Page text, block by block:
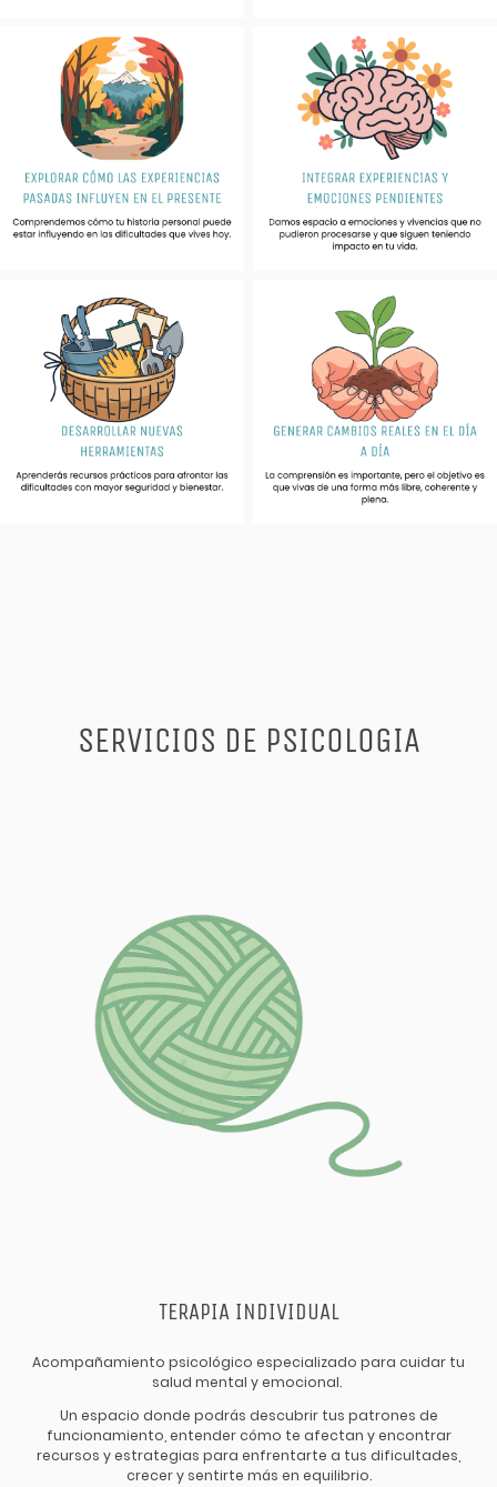
SERVICIOS DE PSICOLOGIA
TERAPIA INDIVIDUAL
Acompañamiento psicológico especializado para cuidar tu
salud mental y emocional.
Un espacio donde podrás descubrir tus patrones de
funcionamiento, entender cómo te afectan y encontrar
recursos y estrategias para enfrentarte a tus dificultades,
crecer y sentirte más en equilibrio.